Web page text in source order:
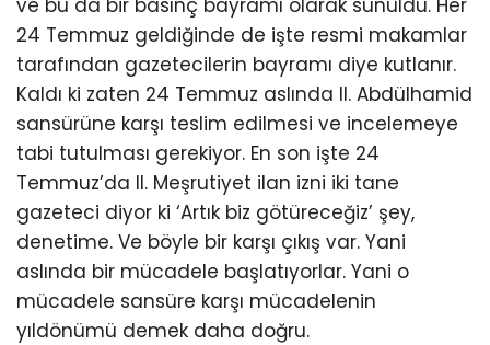
ve bu da bir basınç bayramı olarak sunuldu. Her
24 Temmuz geldiğinde de işte resmi makamlar
tarafından gazetecilerin bayramı diye kutlanır.
Kaldı ki zaten 24 Temmuz aslında II. Abdülhamid
sansürüne karşı teslim edilmesi ve incelemeye
tabi tutulması gerekiyor. En son işte 24
Temmuz’da II. Meşrutiyet ilan izni iki tane
gazeteci diyor ki ‘Artık biz götüreceğiz’ şey,
denetime. Ve böyle bir karşı çıkış var. Yani
aslında bir mücadele başlatıyorlar. Yani o
mücadele sansüre karşı mücadelenin
yıldönümü demek daha doğru.